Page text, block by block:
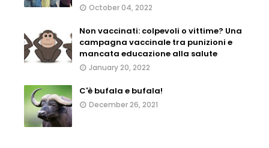
October 04, 2022
Non vaccinati: colpevoli o vittime? Una
campagna vaccinale tra punizioni e
mancata educazione alla salute
January 20, 2022
C'è bufala e bufala!
December 26, 2021